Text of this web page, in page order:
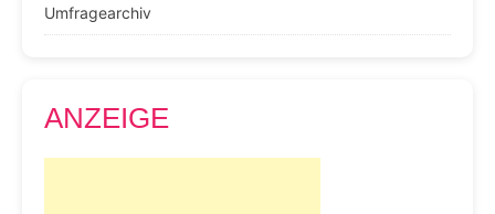
Umfragearchiv
ANZEIGE